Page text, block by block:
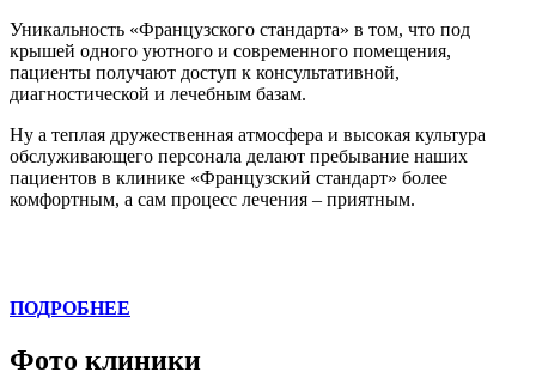
Уникальность «Французского стандарта» в том, что под
крышей одного уютного и современного помещения,
пациенты получают доступ к консультативной,
диагностической и лечебным базам.
Ну а теплая дружественная атмосфера и высокая культура
обслуживающего персонала делают пребывание наших
пациентов в клинике «Французский стандарт» более
комфортным, а сам процесс лечения – приятным.
ПОДРОБНЕЕ
Фото клиники